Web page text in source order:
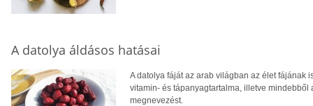
A datolya áldásos hatásai
A datolya fáját az arab világban az élet fájának
vitamin- és tápanyagtartalma, illetve
megnevezést.